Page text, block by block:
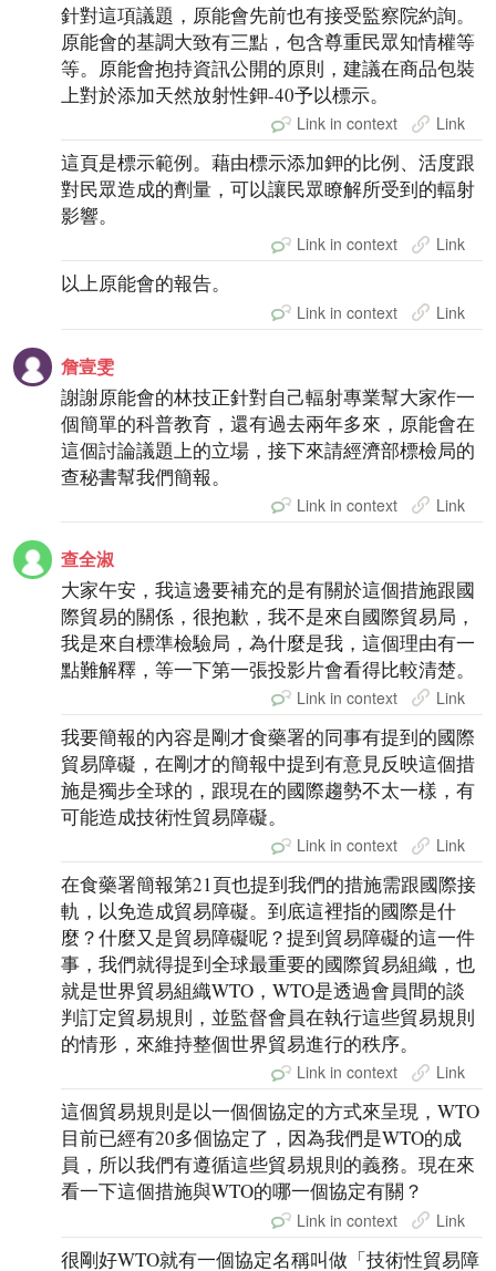
針對這項議題，原能會先前也有接受監察院約詢。
原能會的基調大致有三點，包含尊重民眾知情權等
等。原能會抱持資訊公開的原則，建議在商品包裝
上對於添加天然放射性鉀-40予以標示。
Link in context Link
這頁是標示範例。藉由標示添加鉀的比例、活度跟
對民眾造成的劑量，可以讓民眾瞭解所受到的輻射
影響。
Link in context Link
以上原能會的報告。
Link in context Link
詹壹雯
謝謝原能會的林技正針對自己輻射專業幫大家作一
個簡單的科普教育，還有過去兩年多來，原能會在
這個討論議題上的立場，接下來請經濟部標檢局的
查秘書幫我們簡報。
Link in context Link
查全淑
大家午安，我這邊要補充的是有關於這個措施跟國
際貿易的關係，很抱歉，我不是來自國際貿易局，
我是來自標準檢驗局，為什麼是我，這個理由有一
點難解釋，等一下第一張投影片會看得比較清楚。
Link in context Link
我要簡報的內容是剛才食藥署的同事有提到的國際
貿易障礙，在剛才的簡報中提到有意見反映這個措
施是獨步全球的，跟現在的國際趨勢不太一樣，有
可能造成技術性貿易障礙。
Link in context Link
在食藥署簡報第21頁也提到我們的措施需跟國際接
軌，以免造成貿易障礙。到底這裡指的國際是什
麼？什麼又是貿易障礙呢？提到貿易障礙的這一件
事，我們就得提到全球最重要的國際貿易組織，也
就是世界貿易組織WTO，WTO是透過會員間的談
判訂定貿易規則，並監督會員在執行這些貿易規則
的情形，來維持整個世界貿易進行的秩序。
Link in context Link
這個貿易規則是以一個個協定的方式來呈現，WTO
目前已經有20多個協定了，因為我們是WTO的成
員，所以我們有遵循這些貿易規則的義務。現在來
看一下這個措施與WTO的哪一個協定有關？
Link in context Link
很剛好WTO就有一個協定名稱叫做「技術性貿易障